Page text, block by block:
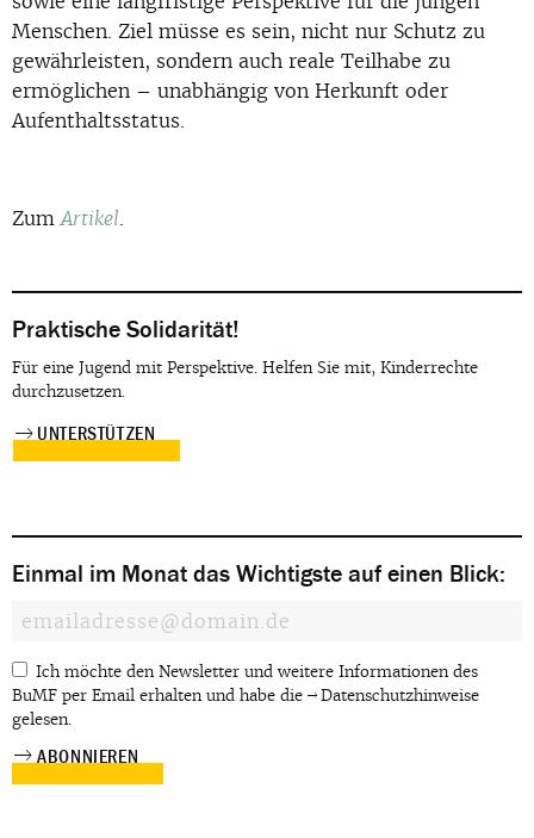
Menschen. Ziel müsse es sein, nicht nur Schutz zu
gewährleisten, sondern auch reale Teilhabe zu
ermöglichen – unabhängig von Herkunft oder
Aufenthaltsstatus.
ZumArtikel.
Praktische Solidarität!
Für eine Jugend mit Perspektive. Helfen Sie mit, Kinderrechte
durchzusetzen.
UNTERSTÜTZEN
Einmal im Monat das Wichtigste auf einen Blick:
Ich möchte den Newsletter und weitere Informationen des
BuMF per Email erhalten und habe die
Datenschutzhinweise
gelesen.